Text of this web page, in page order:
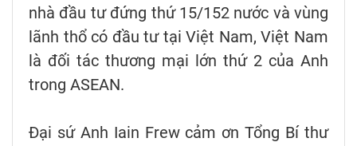
nhà đầu tư đứng thứ 15/152 nước và vùng
lãnh thổ có đầu tư tại Việt Nam, Việt Nam
là đối tác thương mại lớn thứ 2 của Anh
trong ASEAN.
Đại sứ Anh Iain Frew cảm ơn Tổng Bí thư